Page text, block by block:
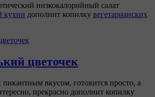
низкокалорийный салат
кухни дополнит копилку вегетарианских
цветочек
вкусом, готовится просто, а
прекрасно дополнит копилку